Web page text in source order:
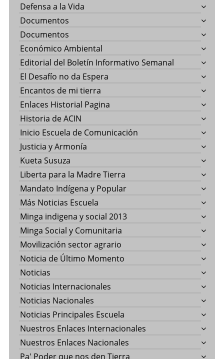
Defensa a la Vida
Documentos
Documentos
Económico Ambiental
Editorial del Boletín Informativo Semanal
El Desafío no da Espera
Encantos de mi tierra
Enlaces Historial Pagina
Historia de ACIN
Inicio Escuela de Comunicación
Justicia y Armonía
Kueta Susuza
Liberta para la Madre Tierra
Mandato Indígena y Popular
Más Noticias Escuela
Minga indigena y social 2013
Minga Social y Comunitaria
Movilización sector agrario
Noticia de Último Momento
Noticias
Noticias Internacionales
Noticias Nacionales
Noticias Principales Escuela
Nuestros Enlaces Internacionales
Nuestros Enlaces Nacionales
Pa' Poder que nos den Tierra